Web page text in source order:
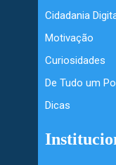
Cidadania
Motivação
Curiosidades
De Tudo um
Dicas